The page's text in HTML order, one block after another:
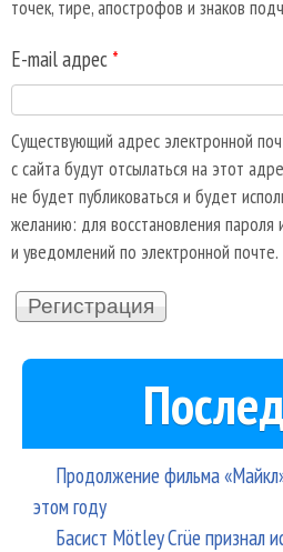
точек, тире, апострофов и знаков
E-mail адрес *
Существующий адрес электронной
с сайта будут отсылаться на этот
не будет публиковаться и будет
желанию: для восстановления пароля
и уведомлений по электронной почте.
Продолжение фильма
этом году
Басист Mötley Crüe признал